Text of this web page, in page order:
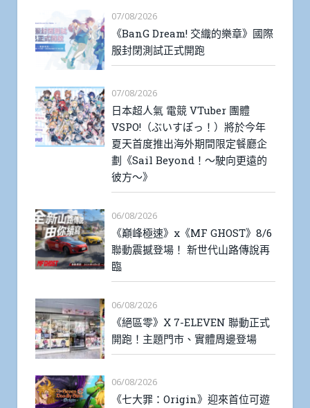
07/08/2026
《BanG Dream! 交織的樂章》國際
服封閉測試正式開跑
07/08/2026
日本超人氣 電競 VTuber 團體
VSPO!（ぶいすぽっ！）將於今年
夏天首度推出海外期間限定餐廳企
劃《Sail Beyond！～駛向更遠的
彼方～》
06/08/2026
《巔峰極速》x《MF GHOST》8/6
聯動震撼登場！ 新世代山路傳說再
臨
06/08/2026
《絕區零》X 7-ELEVEN 聯動正式
開跑！主題門市、實體周邊登場
06/08/2026
《七大罪：Origin》迎來首位可遊